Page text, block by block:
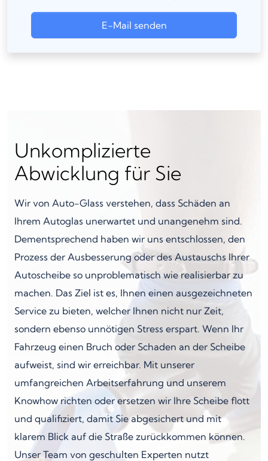
E-Mail senden
Unkomplizierte
Abwicklung für Sie
Wir von Auto-Glass verstehen, dass Schäden an
Ihrem Autoglas unerwartet und unangenehm sind.
Dementsprechend haben wir uns entschlossen, den
Prozess der Ausbesserung oder des Austauschs Ihrer
Autoscheibe so unproblematisch wie realisierbar zu
machen. Das Ziel ist es, Ihnen einen ausgezeichneten
Service zu bieten, welcher Ihnen nicht nur Zeit,
sondern ebenso unnötigen Stress erspart. Wenn Ihr
Fahrzeug einen Bruch oder Schaden an der Scheibe
aufweist, sind wir erreichbar. Mit unserer
umfangreichen Arbeitserfahrung und unserem
Knowhow richten oder ersetzen wir Ihre Scheibe flott
und qualifiziert, damit Sie abgesichert und mit
klarem Blick auf die Straße zurückkommen können.
Unser Team von geschulten Experten nutzt